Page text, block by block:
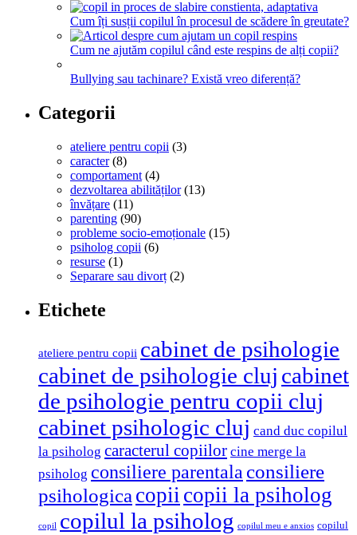
Cum îți susții copilul în procesul de scădere în greutate?
Cum ne ajutăm copilul când este respins de alți copii?
Bullying sau tachinare? Există vreo diferență?
Categorii
ateliere pentru copii (3)
caracter(8)
comportament (4)
dezvoltarea abilităților(13)
învățare (11)
parenting (90)
probleme socio-emoționale (15)
psiholog copii (6)
resurse (1)
Separare sau divorț (2)
Etichete
ateliere pentru copii cabinet de psihologie
cabinet de psihologie cluj cabinet
de psihologie pentru copii cluj
cabinet psihologic cluj cand duc copilul
la psiholog caracterul copiilor cine merge la
psiholog consiliere parentalaconsiliere
psihologicacopii copii la psiholog
copil copilul la psiholog copilul meu e anxios copilul